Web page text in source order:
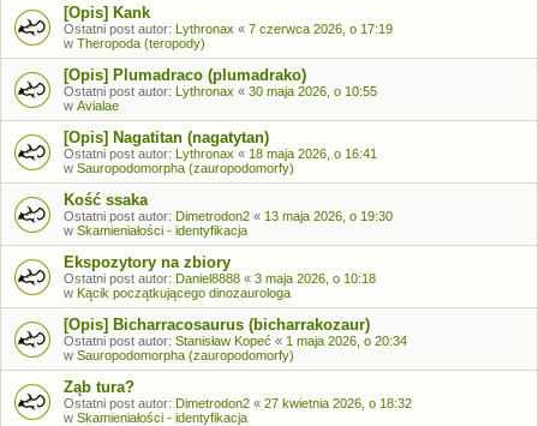
[Opis] Kank
Ostatni post autor: Lythronax « 7 czerwca 2026, o 17:19
w Theropoda (teropody)
[Opis] Plumadraco (plumadrako)
Ostatni post autor: Lythronax « 30 maja 2026, o 10:55
w Avialae
[Opis] Nagatitan (nagatytan)
Ostatni post autor: Lythronax « 18 maja 2026, o 16:41
w Sauropodomorpha (zauropodomorfy)
Kość ssaka
Ostatni post autor: Dimetrodon2 « 13 maja 2026, o 19:30
w Skamieniałości - identyfikacja
Ekspozytory na zbiory
Ostatni post autor: Daniel8888 « 3 maja 2026, o 10:18
w Kącik początkującego dinozaurologa
[Opis] Bicharracosaurus (bicharrakozaur)
Ostatni post autor: Stanisław Kopeć « 1 maja 2026, o 20:34
w Sauropodomorpha (zauropodomorfy)
Ząb tura?
Ostatni post autor: Dimetrodon2 « 27 kwietnia 2026, o 18:32
w Skamieniałości - identyfikacja